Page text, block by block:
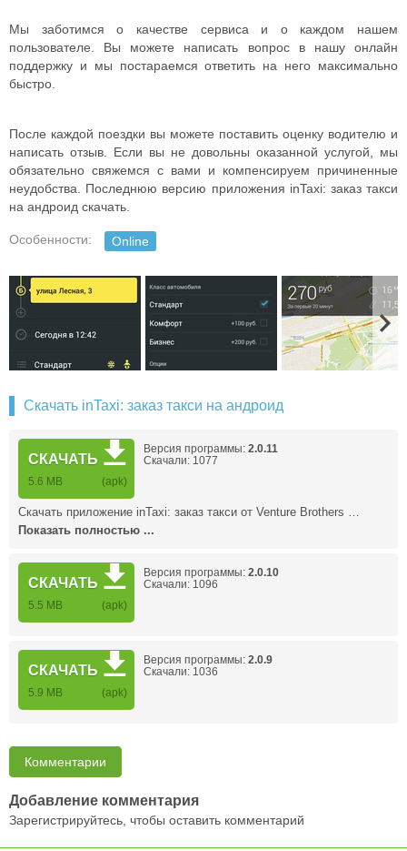
Мы заботимся о качестве сервиса и о каждом нашем
пользователе. Вы можете написать вопрос в нашу онлайн
поддержку и мы постараемся ответить на него максимально
быстро.
После каждой поездки вы можете поставить оценку водителю и
написать отзыв. Если вы не довольны оказанной услугой, мы
обязательно свяжемся с вами и компенсируем причиненные
неудобства. Последнюю версию приложения inTaxi: заказ такси
на андроид скачать.
Особенности: Online
Скачать inTaxi: заказ такси на андроид
СКАЧАТЬ
5.6 MB (apk)
Версия программы: 2.0.11
Скачали: 1077
Скачать приложение inTaxi: заказ такси от Venture Brothers …
Показать полностью ...
СКАЧАТЬ
5.5 MB (apk)
Версия программы: 2.0.10
Скачали: 1096
СКАЧАТЬ
5.9 MB (apk)
Версия программы: 2.0.9
Скачали: 1036
Комментарии
Добавление комментария
Зарегистрируйтесь, чтобы оставить комментарий